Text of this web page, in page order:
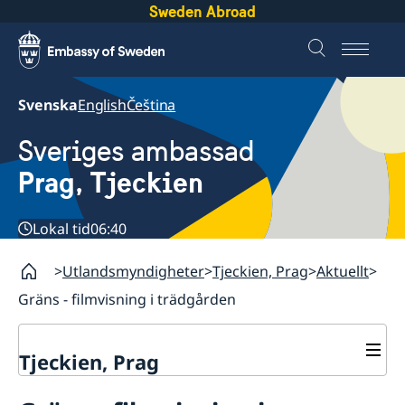
Sweden Abroad
SvenskaEnglishČeština
Sveriges ambassad
Prag, Tjeckien
Lokal tid06:40
Utlandsmyndigheter Tjeckien, Prag Aktuellt
Gräns - filmvisning i trädgården
Tjeckien, Prag